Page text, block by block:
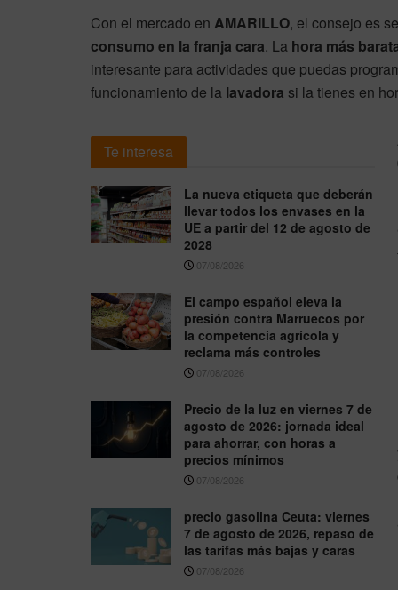
Con el mercado en AMARILLO, el consejo es
consumo en la franja cara. La hora más
interesante para actividades que puedas
funcionamiento de la lavadora si la tienes en
Te interesa
La nueva etiqueta que deberán
llevar todos los envases en la
UE a partir del 12 de agosto de
2028
07/08/2026
El campo español eleva la
presión contra Marruecos por
la competencia agrícola y
reclama más controles
07/08/2026
Precio de la luz en viernes 7 de
agosto de 2026: jornada ideal
para ahorrar, con horas a
precios mínimos
07/08/2026
precio gasolina Ceuta: viernes
7 de agosto de 2026, repaso de
las tarifas más bajas y caras
07/08/2026